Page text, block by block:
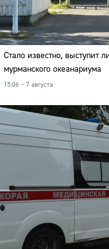
Стало известно, выступит
мурманского океанариума
15:06 – 7 августа